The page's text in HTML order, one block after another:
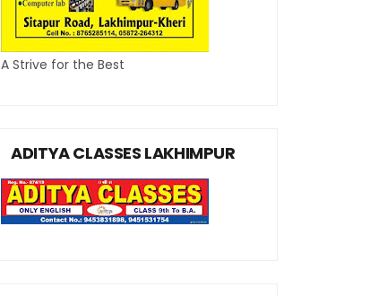
A Strive for the Best
ADITYA CLASSES LAKHIMPUR